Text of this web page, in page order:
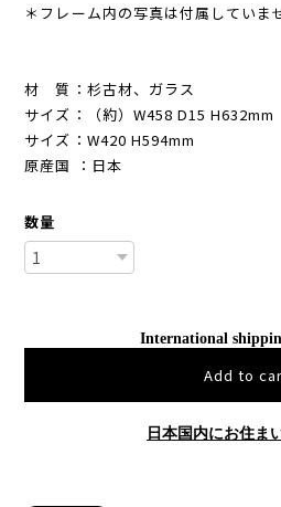
＊フレーム内の写真は付属していま
材 質：杉古材、ガラス
サイズ：（約）W458 D15
サイズ：W420 H594mm
原産国 ：日本
数量
International
Add to
日本国内にお住ま